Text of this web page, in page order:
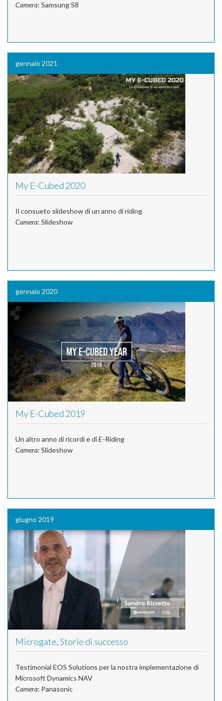
Camera: Samsung S8
gennaio 2021
My E-Cubed 2020
Il consueto slideshow di un anno di riding
Camera: Slideshow
gennaio 2020
My E-Cubed 2019
Un altro anno di ricordi e di E-Riding
Camera: Slideshow
giugno 2019
Microgate, Storie di successo
Testimonial EOS Solutions per la nostra implementazione di
Microsoft Dynamics NAV
Camera: Panasonic